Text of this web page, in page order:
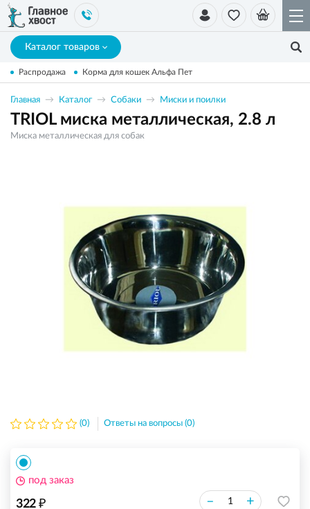
Каталог товаров
Распродажа Корма для кошек Альфа Пет
Главная Каталог Собаки Миски и поилки
TRIOL миска металлическая, 2.8 л
Миска металлическая для собак
(0) Ответы на вопросы (0)
322 ₽ – +
под заказ